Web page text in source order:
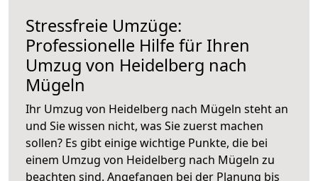
Stressfreie Umzüge:
Professionelle Hilfe für Ihren
Umzug von Heidelberg nach
Mügeln
Ihr Umzug von Heidelberg nach Mügeln steht an
und Sie wissen nicht, was Sie zuerst machen
sollen? Es gibt einige wichtige Punkte, die bei
einem Umzug von Heidelberg nach Mügeln zu
beachten sind. Angefangen bei der Planung bis